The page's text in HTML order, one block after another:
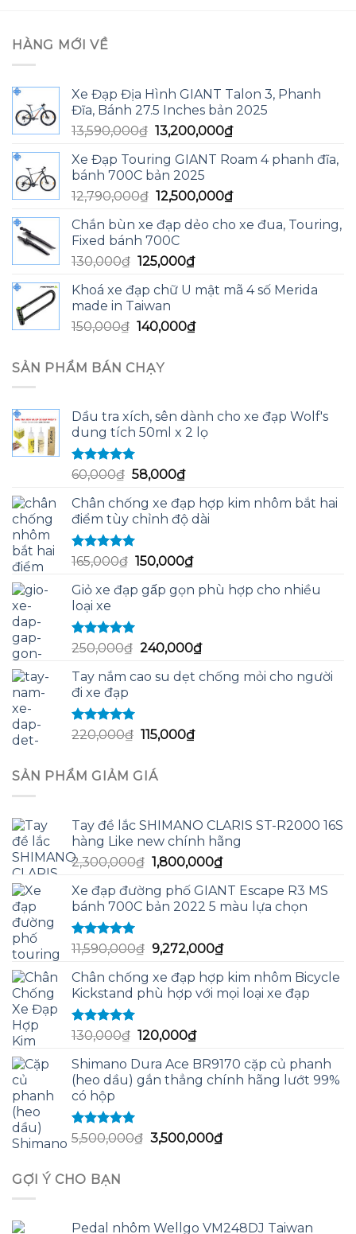
HÀNG MỚI VỀ
Xe Đạp Địa Hình GIANT Talon 3, Phanh
Đĩa, Bánh 27.5 Inches bản 2025
13,590,000₫ Giá
là:
13,590,000₫.
13,200,000₫Giá
tại
13,200,000₫.
Xe Đạp Touring GIANT Roam 4 phanh đĩa,
bánh 700C bản 2025
12,790,000₫ Giá
là:
12,790,000₫.
12,500,000₫Giá
tại
Chắn bùn xe đạp dẻo cho xe đua, Touring,
Fixed bánh 700C
130,000₫ Giá
là:
130,000₫.
125,000₫Giá
tại
125,000₫.
Khoá xe đạp chữ U mật mã 4 số Merida
made in Taiwan
150,000₫ Giá
là:
150,000₫.
140,000₫Giá
SẢN PHẨM BÁN CHẠY
Dầu tra xích, sên dành cho xe đạp Wolf's
dung tích 50ml x 2 lọ
Được xếp
hạng
sao
60,000₫ Giá
là:
60,000₫.
58,000₫Giá
tại
là:
Chân chống xe đạp hợp kim nhôm bắt hai
điểm tùy chỉnh độ dài
Được xếp
hạng
sao
165,000₫ Giá
là:
150,000₫Giá
tại
Giỏ xe đạp gấp gọn phù hợp cho nhiều
loại xe
Được xếp
hạng
sao
250,000₫ Giá
là:
240,000₫Giá
tại
Tay nắm cao su dẹt chống mỏi cho người
đi xe đạp
Được xếp
hạng
220,000₫ Giá
là:
220,000₫.
115,000₫Giá
SẢN PHẨM GIẢM GIÁ
Tay đề lắc SHIMANO CLARIS ST-R2000 16S
hàng Like new chính hãng
2,300,000₫ Giá
là:
2,300,000₫.
1,800,000₫Giá
tại
là:
Xe đạp đường phố GIANT Escape R3 MS
bánh 700C bản 2022 5 màu lựa chọn
Được xếp
hạng
5.00
sao
11,590,000₫ Giá
là:
11,590,000₫.
9,272,000₫Giá
tại
là:
Chân chống xe đạp hợp kim nhôm Bicycle
Kickstand phù hợp với mọi loại xe đạp
Được xếp
hạng
sao
130,000₫ Giá
là:
130,000₫.
120,000₫Giá
tại
là:
Shimano Dura Ace BR9170 cặp củ phanh
(heo dầu) gắn thẳng chính hãng lướt 99%
có hộp
Được xếp
hạng
5.00
5,500,000₫ Giá
3,500,000₫Giá
GỢI Ý CHO BẠN
Pedal nhôm Wellgo VM248DJ Taiwan